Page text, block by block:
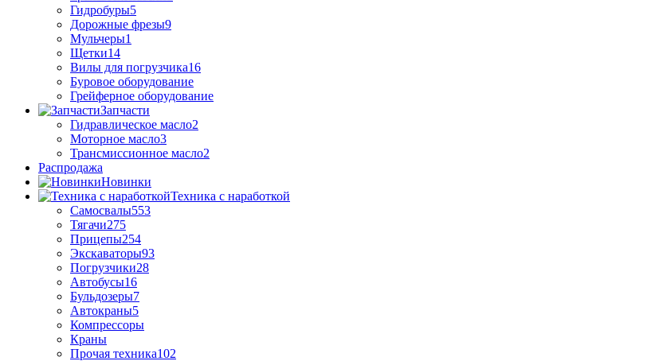
Гидробуры5
Дорожные фрезы9
Мульчеры1
Щетки14
Вилы для погрузчика16
Буровое оборудование
Грейферное оборудование
Запчасти
Гидравлическое масло2
Моторное масло3
Трансмиссионное масло2
Распродажа
Новинки
Техника с наработкой
Самосвалы553
Тягачи275
Прицепы254
Экскаваторы93
Погрузчики28
Автобусы16
Бульдозеры7
Автокраны5
Компрессоры
Краны
Прочая техника102